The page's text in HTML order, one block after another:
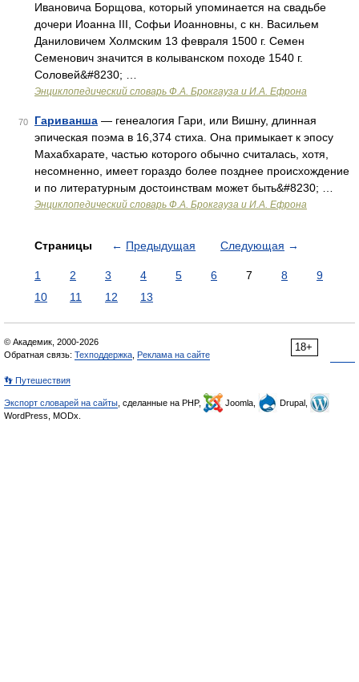
Ивановича Борщова, который упоминается на свадьбе
дочери Иоанна III, Софьи Иоанновны, с кн. Васильем
Даниловичем Холмским 13 февраля 1500 г. Семен
Семенович значится в колыванском походе 1540 г.
Соловей&#8230; …
Энциклопедический словарь Ф.А. Брокгауза и И.А. Ефрона
70 Гариванша — генеалогия Гари, или Вишну, длинная
эпическая поэма в 16,374 стиха. Она примыкает к эпосу
Махабхарате, частью которого обычно считалась, хотя,
несомненно, имеет гораздо более позднее происхождение
и по литературным достоинствам может быть&#8230; …
Энциклопедический словарь Ф.А. Брокгауза и И.А. Ефрона
Страницы ← Предыдущая Следующая →
1 2 3 4 5 6 7 8
9
10
11 12 13
18+
© Академик, 2000-2026
Обратная связь: Техподдержка Реклама на сайте
👣 Путешествия
Экспорт словарей на сайты , сделанные на PHP, Joomla,
Drupal,
WordPress, MODx.